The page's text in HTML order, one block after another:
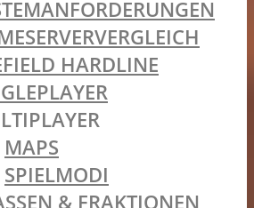
HARDLINE
MAPS
SPIELMODI